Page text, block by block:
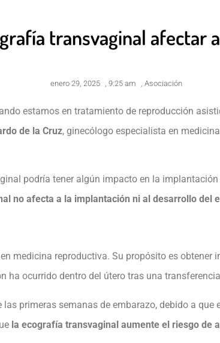
transvaginal afectar
enero 29, 2025 , 9:25 am , Asociación
estamos en tratamiento de reproducción
de la Cruz, ginecólogo especialista en
podría tener algún impacto en la
no afecta a la implantación ni al desarrollo del
medicina reproductiva. Su propósito es obtener
ha ocurrido dentro del útero tras una
primeras semanas de embarazo, debido a
la ecografía transvaginal aumente el riesgo de